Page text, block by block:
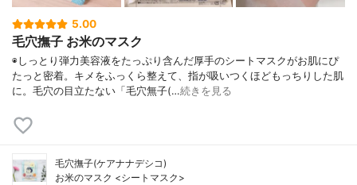
5.00
毛穴撫子 お米のマスク
◉しっとり弾力美容液をたっぷり含んだ厚手のシートマスクがお肌にぴ
たっと密着。キメをふっくら整えて、指が吸いつくほどもっちりした肌
に。毛穴の目立たない「毛穴無子(…続きを見る
毛穴撫子(ケアナナデシコ)
お米のマスク <シートマスク>